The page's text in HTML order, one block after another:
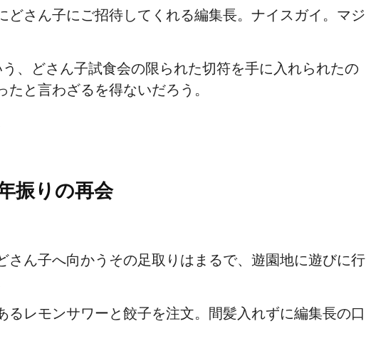
どさん子にご招待してくれる編集長。ナイスガイ。マジ
、どさん子試食会の限られた切符を手に入れられたの
と言わざるを得ないだろう。
振りの再会
さん子へ向かうその足取りはまるで、遊園地に遊びに行
るレモンサワーと餃子を注文。間髪入れずに編集長の口